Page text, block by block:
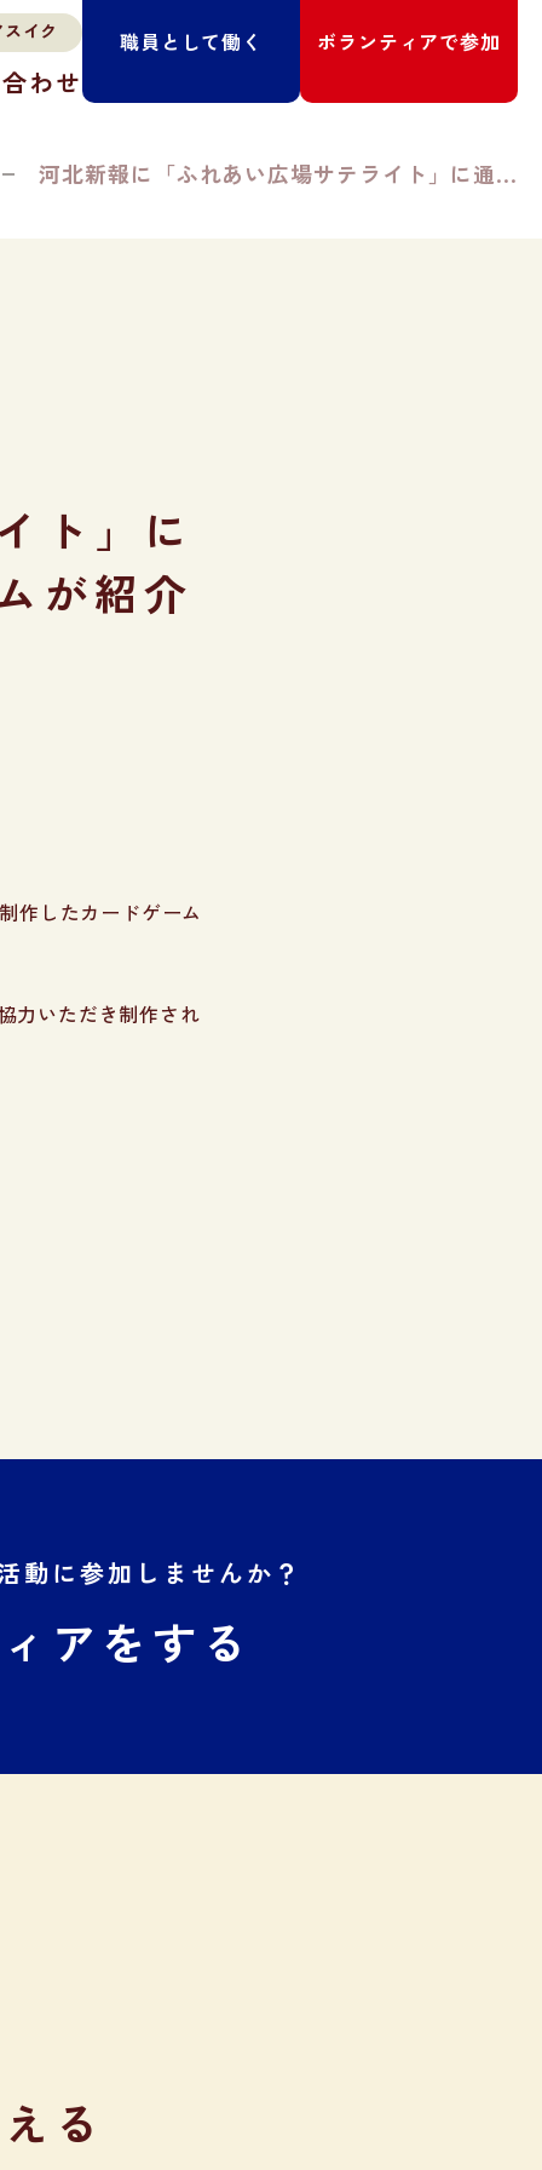
わせ
職員として働く ボランティアで参加
河北新報に「ふれあい広場サテライト」に通...
ト」に
が紹介
作したカードゲーム
力いただき制作され
動に参加しませんか？
アをする
る